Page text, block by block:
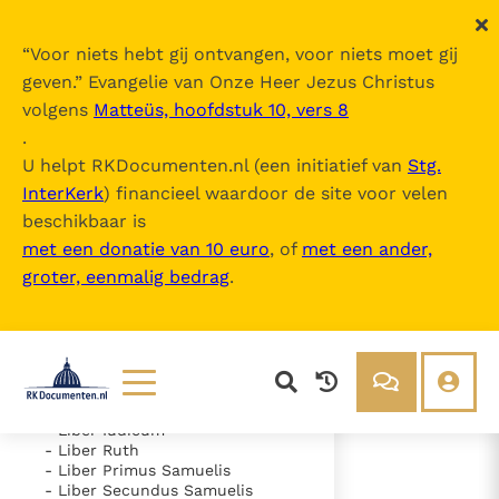
“Voor niets hebt gij ontvangen, voor niets moet gij
geven.” Evangelie van Onze Heer Jezus Christus
volgens Matteüs, hoofdstuk 10, vers 8
.
U helpt RKDocumenten.nl (een initiatief van Stg.
InterKerk) financieel waardoor de site voor velen
beschikbaar is
met een donatie van 10 euro, of met een ander,
groter, eenmalig bedrag.
Lezen
Documenten
Over ons
Nova Vulgata
Inhoudsopgave
uitklappen
- Vetus Testamentum
- Liber Exodus
- Liber Numeri
- Liber Deuteronomii
- Liber Iudicum
- Liber Ruth
- Liber Primus Samuelis
- Liber Secundus Samuelis
- Caput 26